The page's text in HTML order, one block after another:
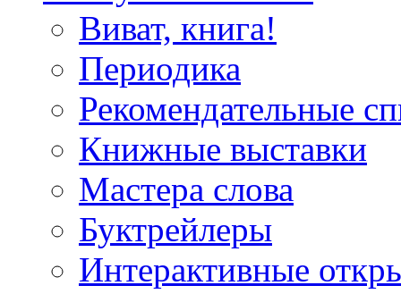
Виват, книга!
Периодика
Рекомендательные
Книжные выставки
Мастера слова
Буктрейлеры
Интерактивные